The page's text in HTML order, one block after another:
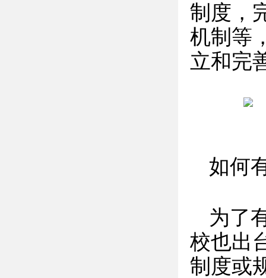
制度，
机制等
立和完
如何
为了
校也出
制度或